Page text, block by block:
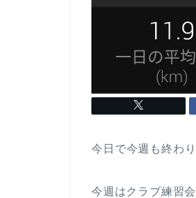
今日で今週も終わ
今週はクラブ練習